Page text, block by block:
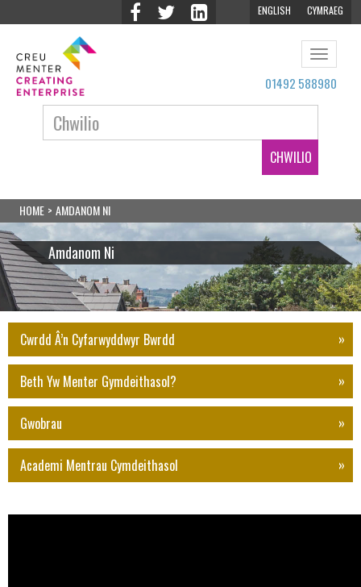
ENGLISH CYMRAEG
Toggle
Chwilio:
01492 588980
HOME > AMDANOM NI
Amdanom Ni
Cwrdd Â’n Cyfarwyddwyr Bwrdd
Beth Yw Menter Gymdeithasol?
Gwobrau
Academi Mentrau Cymdeithasol